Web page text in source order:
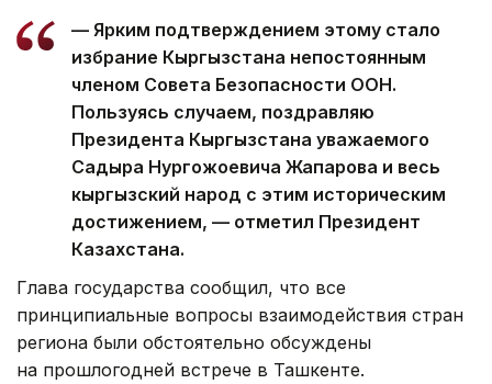
— Ярким подтверждением этому стало
избрание Кыргызстана непостоянным
членом Совета Безопасности ООН.
Пользуясь случаем, поздравляю
Президента Кыргызстана уважаемого
Садыра Нургожоевича Жапарова и весь
кыргызский народ с этим историческим
достижением, — отметил Президент
Казахстана.
Глава государства сообщил, что все
принципиальные вопросы взаимодействия стран
региона были обстоятельно обсуждены
на прошлогодней встрече в Ташкенте.